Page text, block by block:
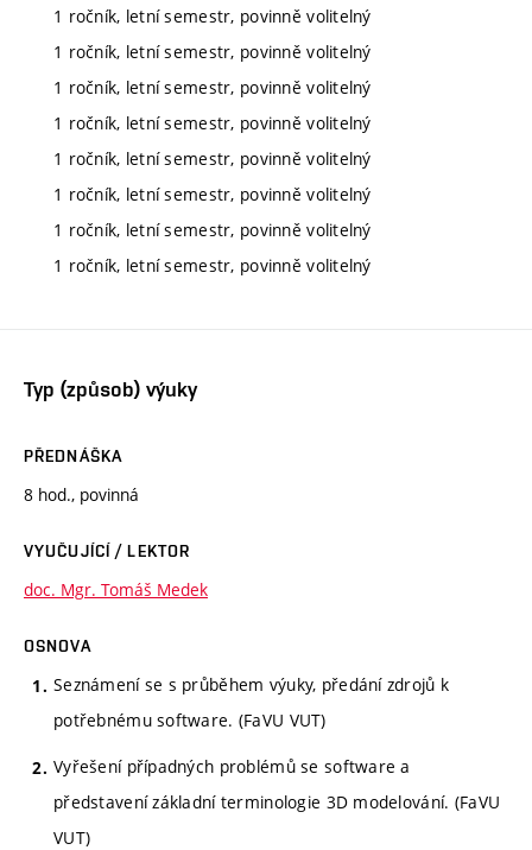
1 ročník, letní semestr, povinně volitelný
1 ročník, letní semestr, povinně volitelný
1 ročník, letní semestr, povinně volitelný
1 ročník, letní semestr, povinně volitelný
1 ročník, letní semestr, povinně volitelný
1 ročník, letní semestr, povinně volitelný
1 ročník, letní semestr, povinně volitelný
1 ročník, letní semestr, povinně volitelný
Typ (způsob) výuky
PŘEDNÁŠKA
8 hod., povinná
VYUČUJÍCÍ / LEKTOR
doc. Mgr. Tomáš Medek
OSNOVA
Seznámení se s průběhem výuky, předání zdrojů k
potřebnému software. (FaVU VUT)
Vyřešení případných problémů se software a
představení základní terminologie 3D modelování. (FaVU
VUT)